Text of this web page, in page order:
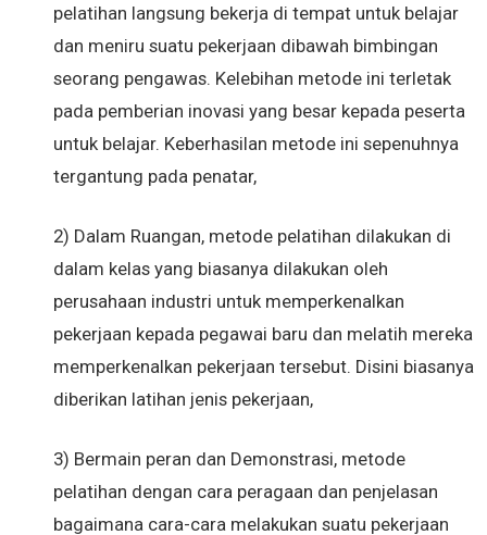
pelatihan langsung bekerja di tempat untuk belajar
dan meniru suatu pekerjaan dibawah bimbingan
seorang pengawas. Kelebihan metode ini terletak
pada pemberian inovasi yang besar kepada peserta
untuk belajar. Keberhasilan metode ini sepenuhnya
tergantung pada penatar,
2) Dalam Ruangan, metode pelatihan dilakukan di
dalam kelas yang biasanya dilakukan oleh
perusahaan industri untuk memperkenalkan
pekerjaan kepada pegawai baru dan melatih mereka
memperkenalkan pekerjaan tersebut. Disini biasanya
diberikan latihan jenis pekerjaan,
3) Bermain peran dan Demonstrasi, metode
pelatihan dengan cara peragaan dan penjelasan
bagaimana cara-cara melakukan suatu pekerjaan